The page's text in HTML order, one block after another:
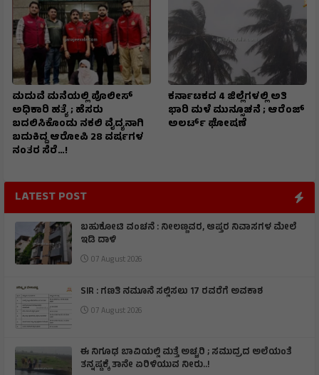
ಮದುವೆ ಮನೆಯಲ್ಲಿ ಪೊಲೀಸ್
ಅಧಿಕಾರಿ ಹತ್ಯೆ ; ಹೆಸರು
ಬದಲಿಸಿಕೊಂಡು ನಕಲಿ ವೈದ್ಯನಾಗಿ
ಬದುಕಿದ್ದ ಆರೋಪಿ 28 ವರ್ಷಗಳ
ನಂತರ ಸೆರೆ…!
ಕರ್ನಾಟಕದ 4 ಜಿಲ್ಲೆಗಳಲ್ಲಿ ಅತಿ
ಭಾರಿ ಮಳೆ ಮುನ್ಸೂಚನೆ ; ಆರೆಂಜ್‌
ಅಲರ್ಟ್‌ ಘೋಷಣೆ
LATEST POST
ಬಹುಕೋಟಿ ವಂಚನೆ : ನೀಲಣ್ಣವರ, ಆಪ್ತರ ನಿವಾಸಗಳ ಮೇಲೆ
ಇಡಿ ದಾಳಿ
07 August 2026
SIR : ಗಣತಿ ನಮೂನೆ ಸಲ್ಲಿಸಲು 17 ರವರೆಗೆ ಅವಕಾಶ
07 August 2026
ಈ ನಿಗೂಢ ಬಾವಿಯಲ್ಲಿ ಮತ್ತೆ ಅಚ್ಚರಿ ; ಸಮುದ್ರದ ಅಲೆಯಂತೆ
ತನ್ನಷ್ಟಕ್ಕೆ ತಾನೇ ಏರಿಳಿಯುವ ನೀರು..!